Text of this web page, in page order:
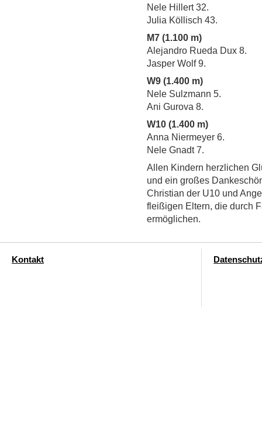
Nele Hillert 32.
Julia Köllisch 43.
M7 (1.100 m)
Alejandro Rueda Dux 8.
Jasper Wolf 9.
W9 (1.400 m)
Nele Sulzmann 5.
Ani Gurova 8.
W10 (1.400 m)
Anna Niermeyer 6.
Nele Gnadt 7.
Allen Kindern herzlichen
und ein großes
Christian der U10 und
fleißigen Eltern, die durch
ermöglichen.
Kontakt